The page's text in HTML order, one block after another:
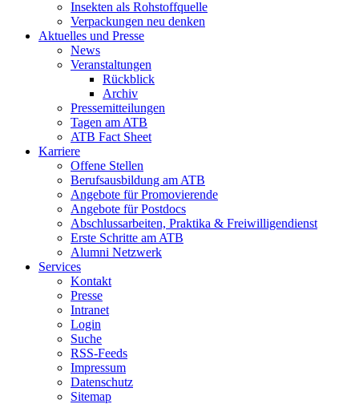
Insekten als Rohstoffquelle
Verpackungen neu denken
Aktuelles und Presse
News
Veranstaltungen
Rückblick
Archiv
Pressemitteilungen
Tagen am ATB
ATB Fact Sheet
Karriere
Offene Stellen
Berufsausbildung am ATB
Angebote für Promovierende
Angebote für Postdocs
Abschlussarbeiten, Praktika & Freiwilligendienst
Erste Schritte am ATB
Alumni Netzwerk
Services
Kontakt
Presse
Intranet
Login
Suche
RSS-Feeds
Impressum
Datenschutz
Sitemap